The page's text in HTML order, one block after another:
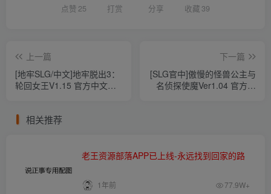
点赞 25 打赏 分享 收藏 39
上一篇
[地牢SLG/中文]地牢脱出3：
轮回女王V1.15 官方中文步
下一篇
[SLG官中]傲慢的怪兽公主与
名侦探使魔Ver1.04 官方中
相关推荐
老王资源部落APP已上线-永远找到回家的路
1年前 77.9W+